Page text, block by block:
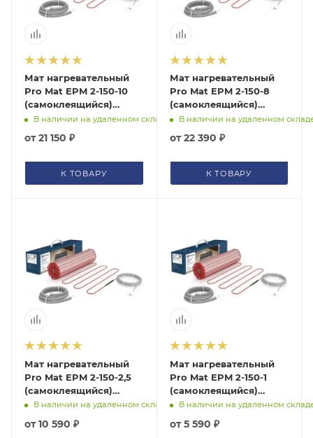
Мат нагревательный
Pro Mat EPM 2-150-10
(самоклеящийся)
Electrolux, НС-1128314
В наличии на удаленном складе
от21 150 ₽
К ТОВАРУ
Мат нагревательный
Pro Mat EPM 2-150-8
(самоклеящийся)
Electrolux, НС-1128312
В наличии на удаленном
от22 390 ₽
К ТОВАРУ
Мат нагревательный
Pro Mat EPM 2-150-2,5
(самоклеящийся)
Electrolux, НС-1128301
В наличии на удаленном складе
от10 590 ₽
Мат нагревательный
Pro Mat EPM 2-150-1
(самоклеящийся)
Electrolux, НС-1128296
В наличии на удаленном
от5 590 ₽